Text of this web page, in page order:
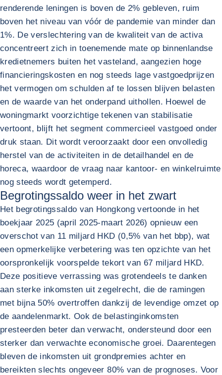
renderende leningen is boven de 2% gebleven, ruim
boven het niveau van vóór de pandemie van minder dan
1%. De verslechtering van de kwaliteit van de activa
concentreert zich in toenemende mate op binnenlandse
kredietnemers buiten het vasteland, aangezien hoge
financieringskosten en nog steeds lage vastgoedprijzen
het vermogen om schulden af te lossen blijven belasten
en de waarde van het onderpand uithollen. Hoewel de
woningmarkt voorzichtige tekenen van stabilisatie
vertoont, blijft het segment commercieel vastgoed onder
druk staan. Dit wordt veroorzaakt door een onvolledig
herstel van de activiteiten in de detailhandel en de
horeca, waardoor de vraag naar kantoor- en winkelruimte
nog steeds wordt getemperd.
Begrotingssaldo weer in het zwart
Het begrotingssaldo van Hongkong vertoonde in het
boekjaar 2025 (april 2025-maart 2026) opnieuw een
overschot van 11 miljard HKD (0,5% van het bbp), wat
een opmerkelijke verbetering was ten opzichte van het
oorspronkelijk voorspelde tekort van 67 miljard HKD.
Deze positieve verrassing was grotendeels te danken
aan sterke inkomsten uit zegelrecht, die de ramingen
met bijna 50% overtroffen dankzij de levendige omzet op
de aandelenmarkt. Ook de belastinginkomsten
presteerden beter dan verwacht, ondersteund door een
sterker dan verwachte economische groei. Daarentegen
bleven de inkomsten uit grondpremies achter en
bereikten slechts ongeveer 80% van de prognoses. Voor